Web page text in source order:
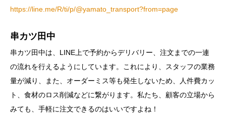
https://line.me/R/ti/p/@yamato_transport?from=page
串カツ田中
串カツ田中は、LINE上で予約からデリバリー、注文までの一連
の流れを行えるようにしています。これにより、スタッフの業務
量が減り、また、オーダーミス等も発生しないため、人件費カッ
ト、食材のロス削減などに繋がります。私たち、顧客の立場から
みても、手軽に注文できるのはいいですよね！